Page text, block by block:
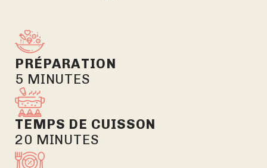
PRÉPARATION
5 MINUTES
TEMPS DE CUISSON
20 MINUTES